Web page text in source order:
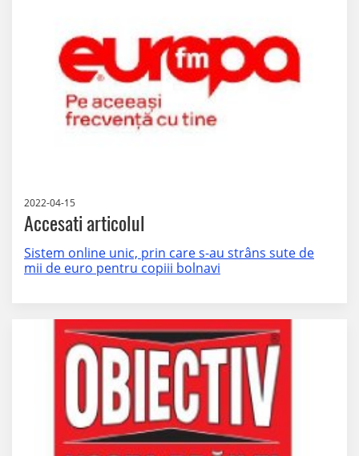
2022-04-15
Accesati articolul
Sistem online unic, prin care s-au strâns sute de
mii de euro pentru copiii bolnavi